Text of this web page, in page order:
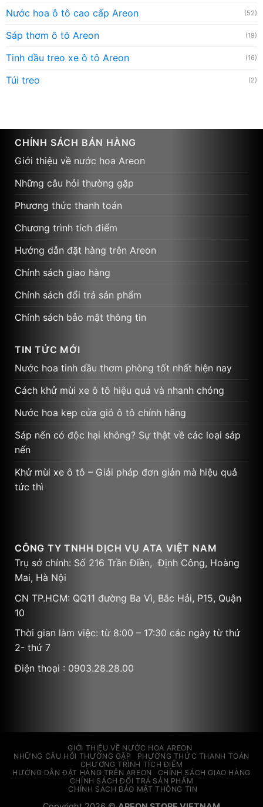
Nước hoa ô tô cao cấp Areon (52)
Sáp thơm ô tô Areon (19)
Tinh dầu treo xe ô tô Areon (16)
Túi treo (2)
CHÍNH SÁCH BÁN HÀNG
Giới thiệu về nước hoa Areon
Những câu hỏi thường gặp
Phương thức thanh toán
Chương trình tích điểm
Hướng dẫn đặt hàng trên Areon
Chính sách giao hàng
Chính sách đổi trả sản phẩm
Chính sách bảo mật thông tin
TIN TỨC MỚI
Nước hoa tinh dầu thơm phòng tốt nhất hiện nay
Cách khử mùi xe ô tô hiệu quả và nhanh chóng
Nước hoa kẹp cửa gió ô tô chính hãng
Sáp nến có độc hại không? Sự thật về các loại sáp
nến
Khử mùi xe ô tô – Giải pháp đơn giản mà hiệu quả
tức thì
CÔNG TY TNHH DỊCH VỤ ATA VIỆT NAM
Trụ sở chính: Số 216 Trần Điền, Định Công, Hoàng
Mai, Hà Nội
CN TP.HCM: QQ11 đường Ba Vì, Bắc Hải, P15, Quận
10
Thời gian làm việc: từ 8:00 – 17:30 các ngày từ thứ
2- thứ 7
Điện thoại : 0903.28.28.00
GIỚI THIỆU VỀ NƯỚC HOA AREON
NHỮNG CÂU HỎI THƯỜNG GẶP
PHƯƠNG THỨC THANH TOÁN
CHƯƠNG TRÌNH TÍCH ĐIỂM
HƯỚNG DẪN ĐẶT HÀNG TRÊN AREON
CHÍNH SÁCH GIAO HÀNG
CHÍNH SÁCH ĐỔI TRẢ SẢN PHẨM
CHÍNH SÁCH BẢO MẬT THÔNG TIN